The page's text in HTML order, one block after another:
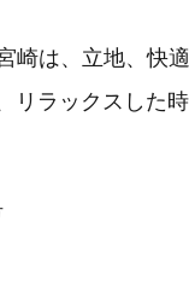
崎は、立地、快
リラックスした